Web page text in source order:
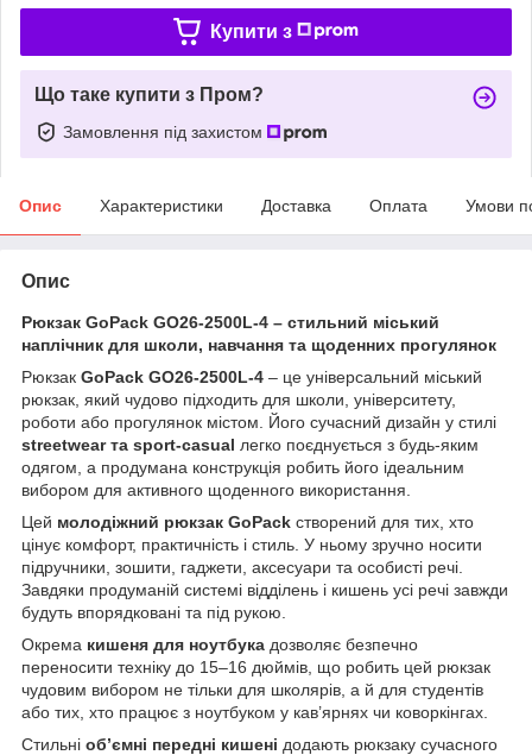
Купити з
Що таке купити з Пром?
Замовлення під захистом
Опис Характеристики Доставка Оплата Умови
Опис
Рюкзак GoPack GO26-2500L-4 – стильний міський
наплічник для школи, навчання та щоденних прогулянок
Рюкзак GoPack GO26-2500L-4 – це універсальний міський
рюкзак, який чудово підходить для школи, університету,
роботи або прогулянок містом. Його сучасний дизайн у стилі
streetwear та sport-casual легко поєднується з будь-яким
одягом, а продумана конструкція робить його ідеальним
вибором для активного щоденного використання.
Цей молодіжний рюкзак GoPack створений для тих, хто
цінує комфорт, практичність і стиль. У ньому зручно носити
підручники, зошити, гаджети, аксесуари та особисті речі.
Завдяки продуманій системі відділень і кишень усі речі завжди
будуть впорядковані та під рукою.
Окрема кишеня для ноутбука дозволяє безпечно
переносити техніку до 15–16 дюймів, що робить цей рюкзак
чудовим вибором не тільки для школярів, а й для студентів
або тих, хто працює з ноутбуком у кав’ярнях чи коворкінгах.
Стильні об’ємні передні кишені додають рюкзаку сучасного